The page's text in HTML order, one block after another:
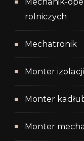
rolniczych
Mechatronik
Monter
Monter
Monter